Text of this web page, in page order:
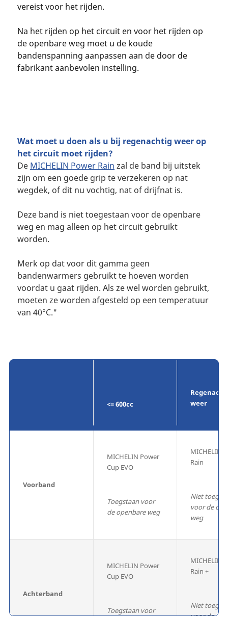
vereist voor het rijden.
Na het rijden op het circuit en voor het rijden op
de openbare weg moet u de koude
bandenspanning aanpassen aan de door de
fabrikant aanbevolen instelling.
Wat moet u doen als u bij regenachtig weer op
het circuit moet rijden?
De MICHELIN Power Rain zal de band bij uitstek
zijn om een goede grip te verzekeren op nat
wegdek, of dit nu vochtig, nat of drijfnat is.
Deze band is niet toegestaan voor de openbare
weg en mag alleen op het circuit gebruikt
worden.
Merk op dat voor dit gamma geen
bandenwarmers gebruikt te hoeven worden
voordat u gaat rijden. Als ze wel worden gebruikt,
moeten ze worden afgesteld op een temperatuur
van 40°C."
<= 600cc
weer
Voorband
MICHELIN Power
Cup EVO
Toegstaan voor
de openbare weg
MICHELIN
Rain
Niet
voor de
weg
Achterband
MICHELIN Power
Cup EVO
Toegstaan voor
MICHELIN
Rain +
Niet
voor de